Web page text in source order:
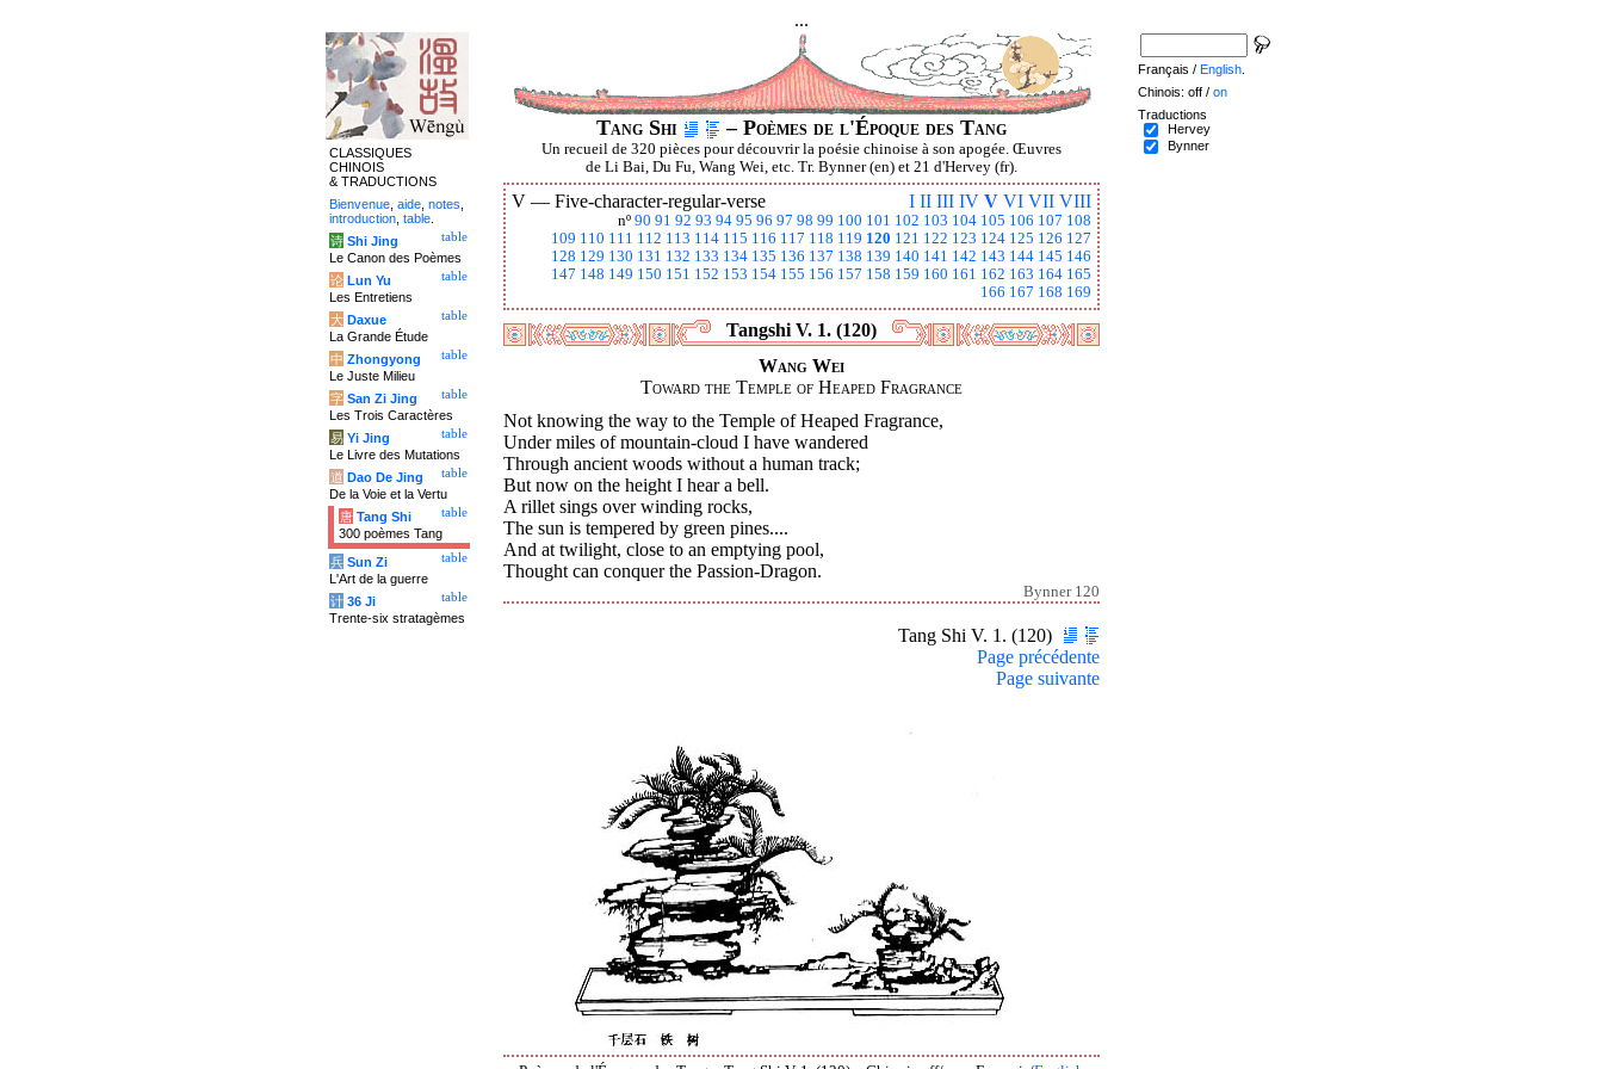
...
Tang Shi – Poèmes de l'Époque des Tang
Un recueil de 320 pièces pour découvrir la poésie chinoise à son apogée. Œuvres
de Li Bai, Du Fu, Wang Wei, etc. Tr. Bynner (en) et 21 d'Hervey (fr).
I II III IV V VI VII VIII
V — Five-character-regular-verse
nº 90 91 92 93 94 95 96 97 98 99 100 101 102 103 104 105 106 107 108
109 110 111 112 113 114 115 116 117 118 119 120 121 122 123 124 125 126 127
128 129 130 131 132 133 134 135 136 137 138 139 140 141 142 143 144 145 146
147 148 149 150 151 152 153 154 155 156 157 158 159 160 161 162 163 164 165
166 167 168 169
Tangshi V. 1. (120)
Wang Wei
Toward the Temple of Heaped Fragrance
Not knowing the way to the Temple of Heaped Fragrance,
Under miles of mountain-cloud I have wandered
Through ancient woods without a human track;
But now on the height I hear a bell.
A rillet sings over winding rocks,
The sun is tempered by green pines....
And at twilight, close to an emptying pool,
Thought can conquer the Passion-Dragon.
Bynner 120
Tang Shi V. 1. (120)
Page précédente
Page suivante
CLASSIQUES
CHINOIS
& TRADUCTIONS
Bienvenue aide notes
introduction table
table
诗 Shi Jing
Le Canon des Poèmes
table
论 Lun Yu
Les Entretiens
table
大 Daxue
La Grande Étude
table
中 Zhongyong
Le Juste Milieu
table
字 San Zi Jing
Les Trois Caractères
table
易 Yi Jing
Le Livre des Mutations
table
道 Dao De Jing
De la Voie et la Vertu
table
唐 Tang Shi
300 poèmes Tang
table
兵 Sun Zi
L'Art de la guerre
table
计 36 Ji
Trente-six stratagèmes
Français / English
Chinois: off / on
Traductions
Hervey
Bynner